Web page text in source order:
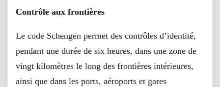
Contrôle aux frontières
Le code Schengen permet des contrôles d’identité,
pendant une durée de six heures, dans une zone de
vingt kilomètres le long des frontières intérieures,
ainsi que dans les ports, aéroports et gares